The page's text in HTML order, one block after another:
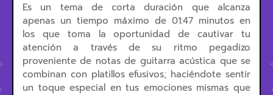
Es un tema de corta duración que alcanza
apenas un tiempo máximo de 01:47 minutos en
los que toma la oportunidad de cautivar tu
atención a través de su ritmo pegadizo
proveniente de notas de guitarra acústica que se
combinan con platillos efusivos; haciéndote sentir
un toque especial en tus emociones mismas que